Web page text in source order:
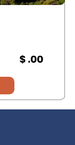
$ .00